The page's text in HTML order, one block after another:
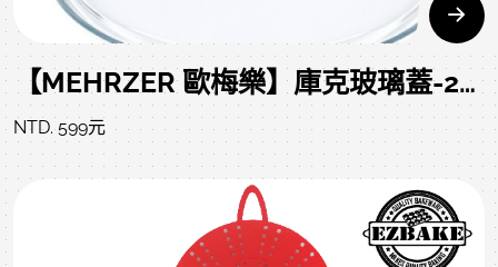
【MEHRZER 歐梅樂】庫克玻璃蓋-28cm
NTD. 599元